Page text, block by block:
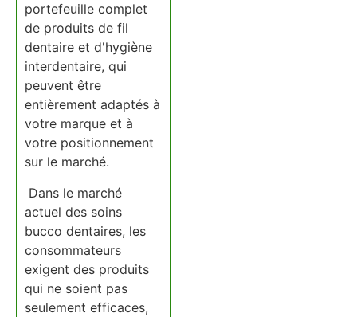
portefeuille complet
de produits de fil
dentaire et d'hygiène
interdentaire, qui
peuvent être
entièrement adaptés à
votre marque et à
votre positionnement
sur le marché.
Dans le marché
actuel des soins
bucco dentaires, les
consommateurs
exigent des produits
qui ne soient pas
seulement efficaces,